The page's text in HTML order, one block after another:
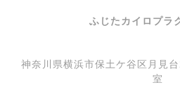
ふじたカイロプラ
神奈川県横浜市保土ケ谷区月見
室